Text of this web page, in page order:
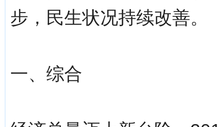
步，民生状况持续改善。
一、综合